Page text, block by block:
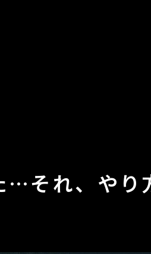
…それ、やり